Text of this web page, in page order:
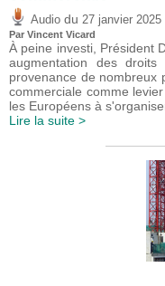
Audio du 27 janvier 2025
Par Vincent Vicard
À peine investi, Président
augmentation des
provenance de nombreux
commerciale comme
les Européens à
Lire la suite >